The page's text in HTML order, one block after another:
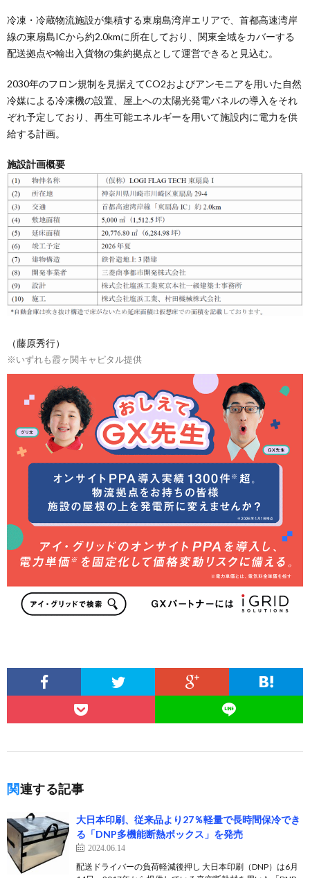
冷凍・冷蔵物流施設が集積する東扇島湾岸エリアで、首都高速湾岸
線の東扇島ICから約2.0kmに所在しており、関東全域をカバーする
配送拠点や輸出入貨物の集約拠点として運営できると見込む。
2030年のフロン規制を見据えてCO2およびアンモニアを用いた自然
冷媒による冷凍機の設置、屋上への太陽光発電パネルの導入をそれ
ぞれ予定しており、再生可能エネルギーを用いて施設内に電力を供
給する計画。
施設計画概要
（藤原秀行）
※いずれも霞ヶ関キャピタル提供
関連する記事
大日本印刷、従来品より27％軽量で長時間保冷でき
る「DNP多機能断熱ボックス」を発売
2024.06.14
配送ドライバーの負荷軽減後押し 大日本印刷（DNP）は6月